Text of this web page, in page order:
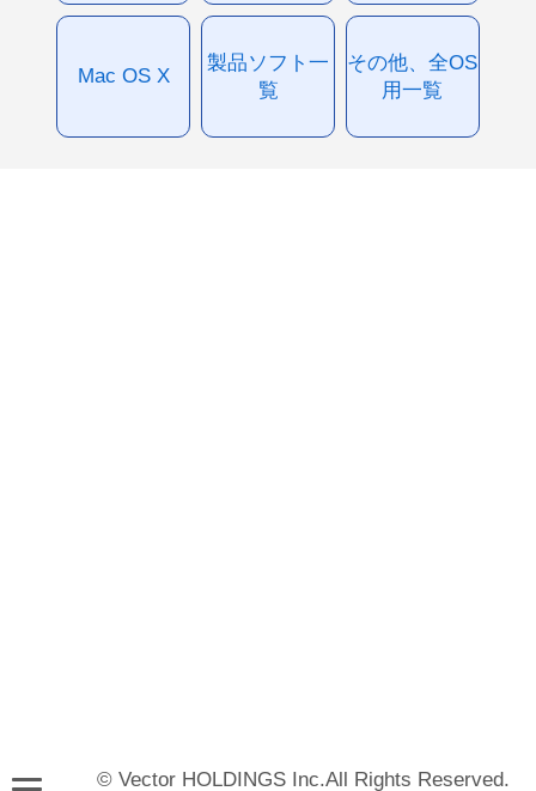
Mac OS X
製品ソフト一
覧
その他、全OS
用一覧
© Vector HOLDINGS Inc.All Rights Reserved.